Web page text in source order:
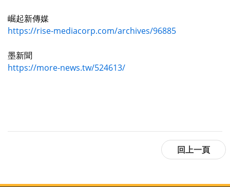
崛起新傳媒
https://rise-mediacorp.com/archives/96885
墨新聞
https://more-news.tw/524613/